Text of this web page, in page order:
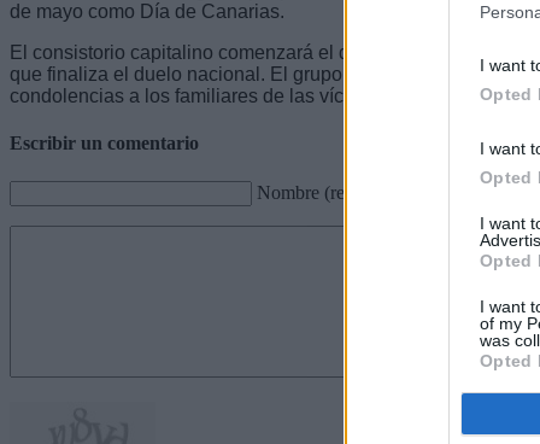
I want
Opted
I want
Opted
I want
Opted
I want
of my
was
Opted
de mayo como Día de Canarias.
El consistorio capitalino comenzará el desarrollo de los actos
que finaliza el duelo nacional. El grupo de gobierno, así
condolencias a los familiares de las víctimas del Covid-19.
Escribir un comentario
Nombre (requerido)